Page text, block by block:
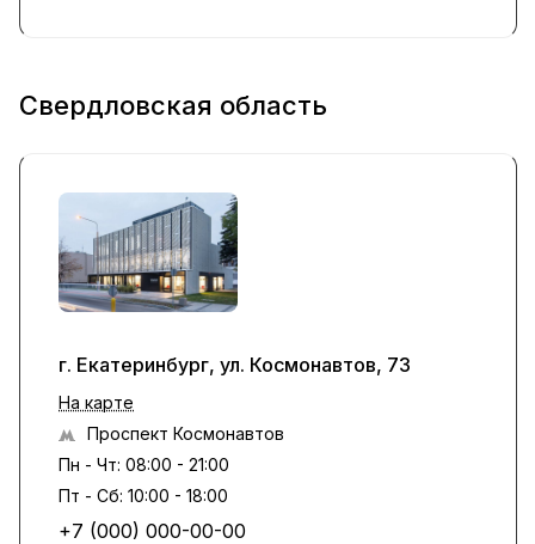
Свердловская область
г. Екатеринбург, ул. Космонавтов, 73
На карте
Проспект Космонавтов
Пн - Чт: 08:00 - 21:00
Пт - Сб: 10:00 - 18:00
+7 (000) 000-00-00